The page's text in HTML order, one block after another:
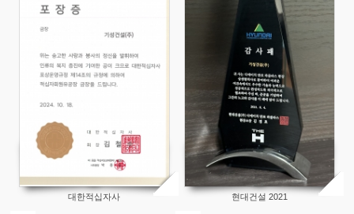
128
대한적십자사 현대건설 2021